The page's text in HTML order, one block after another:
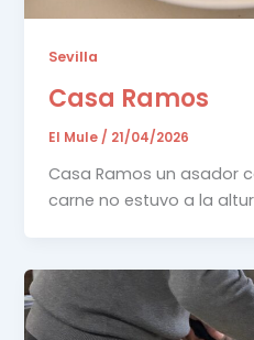
Sevilla
Casa Ramos
El Mule / 21/04/2026
Casa Ramos un asador
carne no estuvo a la